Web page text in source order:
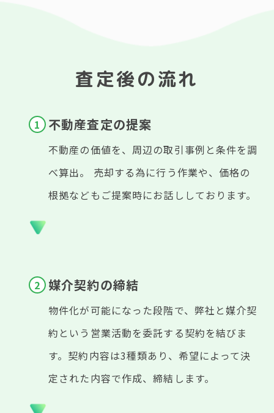
査定後の流れ
不動産査定の提案
不動産の価値を、周辺の取引事例と条件を調
べ算出。 売却する為に行う作業や、価格の
根拠などもご提案時にお話ししております。
媒介契約の締結
物件化が可能になった段階で、弊社と媒介契
約という営業活動を委託する契約を結びま
す。契約内容は3種類あり、希望によって決
定された内容で作成、締結します。